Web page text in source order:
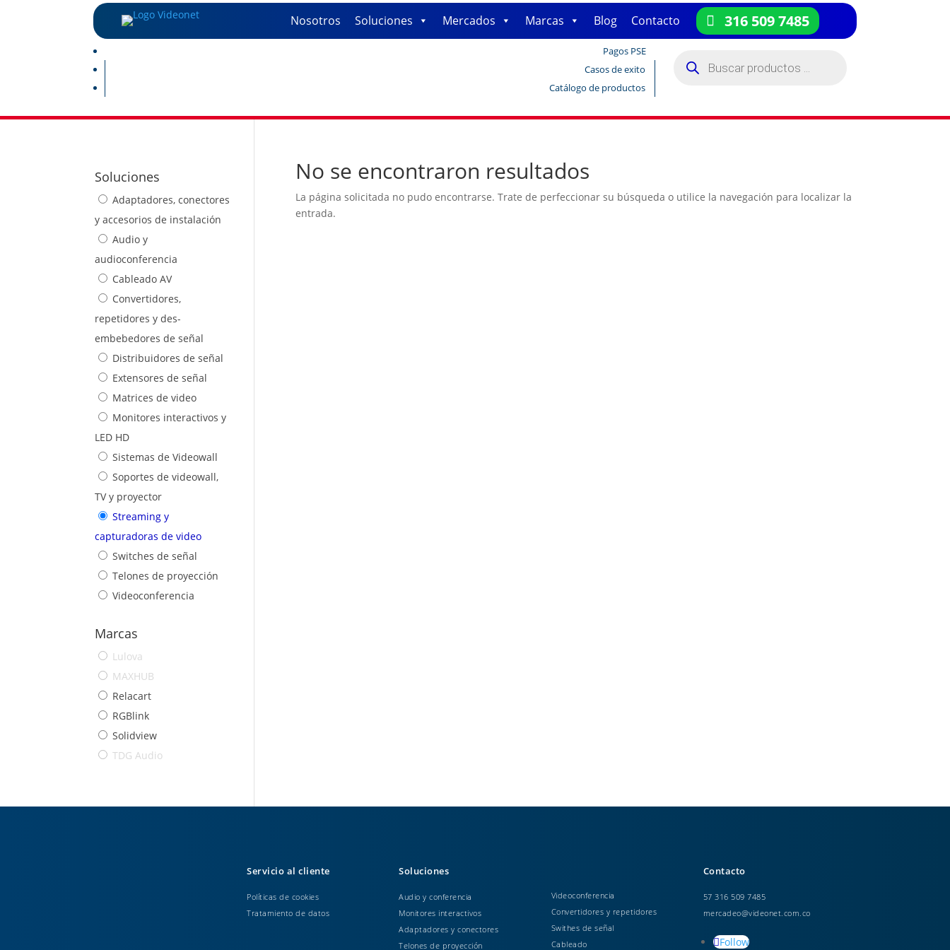
Nosotros Soluciones Mercados Marcas Blog Contacto 316 509 7485
Pagos PSE
Casos de exito
Catálogo de productos
productos
No se encontraron resultados
La página solicitada no pudo encontrarse. Trate de perfeccionar su búsqueda o utilice la navegación para localizar la
entrada.
Soluciones
Adaptadores, conectores
y accesorios de instalación
Audio y
audioconferencia
Cableado AV
Convertidores,
repetidores y des-
embebedores de señal
Distribuidores de señal
Extensores de señal
Matrices de video
Monitores interactivos y
LED HD
Sistemas de Videowall
Soportes de videowall,
TV y proyector
Streaming y
capturadoras de video
Switches de señal
Telones de proyección
Videoconferencia
Marcas
Lulova
MAXHUB
Relacart
RGBlink
Solidview
TDG Audio
Servicio al cliente
Políticas de cookies
Tratamiento de datos
Soluciones
Audio y conferencia
Monitores interactivos
Adaptadores y conectores
Telones de proyección
Videoconferencia
Convertidores y repetidores
Swithes de señal
Cableado
Contacto
57 316 509 7485
mercadeo@videonet.com.co
Follow